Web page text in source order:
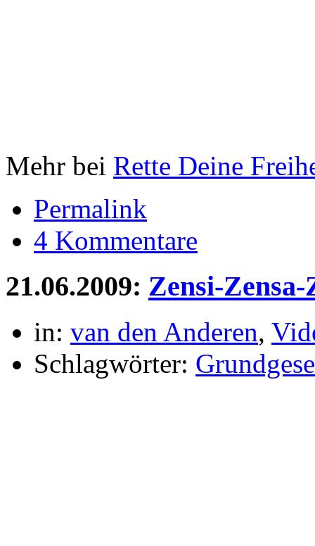
Mehr bei Rette Deine
Permalink
4 Kommentare
21.06.2009: Zensi-
in: van den Anderen,
Schlagwörter: